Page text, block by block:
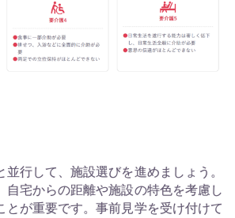
行して、施設選びを進めましょう。
自宅からの距離や施設の特色を考慮し
とが重要です。事前見学を受け付けて